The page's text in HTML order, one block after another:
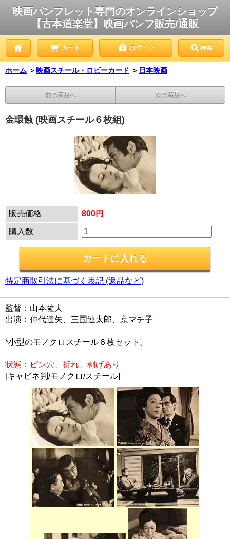
映画パンフレット専門のオンラインショップ
【古本道楽堂】映画パンフ販売/通販
カート ログイン 検索
ホーム ＞ 映画スチール・ロビーカード ＞ 日本映画
前の商品へ 次の商品へ
金環蝕 (映画スチール６枚組)
販売価格 800円
購入数
特定商取引法に基づく表記 (返品など)
監督：山本薩夫
出演：仲代達矢、三国連太郎、京マチ子
*小型のモノクロスチール６枚セット。
状態：ピン穴、折れ、剥げあり
[キャビネ判/モノクロ/スチール]